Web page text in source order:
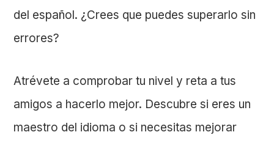
del español. ¿Crees que puedes superarlo sin
errores?
Atrévete a comprobar tu nivel y reta a tus
amigos a hacerlo mejor. Descubre si eres un
maestro del idioma o si necesitas mejorar